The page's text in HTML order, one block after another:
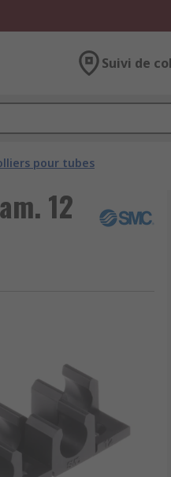
Suivi de
pour tubes
12